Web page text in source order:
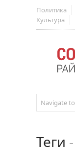
Политика
Культура
Теги -